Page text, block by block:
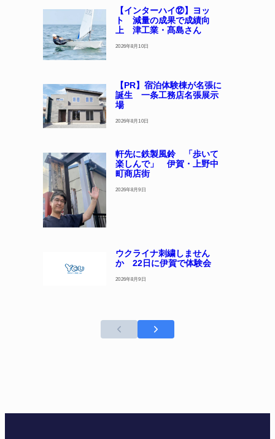
【インターハイ⑫】ヨッ
ト 減量の成果で成績向
上 津工業・髙島さん
2026年8月10日
【PR】宿泊体験棟が名張に
誕生 一条工務店名張展示
場
2026年8月10日
軒先に鉄製風鈴 「歩いて
楽しんで」 伊賀・上野中
町商店街
2026年8月9日
ウクライナ刺繍しません
か 22日に伊賀で体験会
2026年8月9日